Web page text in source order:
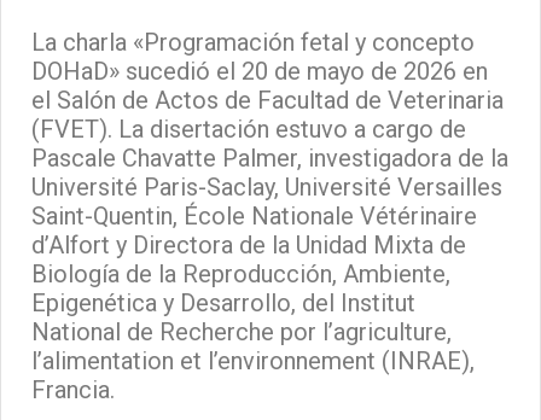
La charla «Programación fetal y concepto
DOHaD» sucedió el 20 de mayo de 2026 en
el Salón de Actos de Facultad de Veterinaria
(FVET). La disertación estuvo a cargo de
Pascale Chavatte Palmer, investigadora de la
Université Paris-Saclay, Université Versailles
Saint-Quentin, École Nationale Vétérinaire
d’Alfort y Directora de la Unidad Mixta de
Biología de la Reproducción, Ambiente,
Epigenética y Desarrollo, del Institut
National de Recherche por l’agriculture,
l’alimentation et l’environnement (INRAE),
Francia.